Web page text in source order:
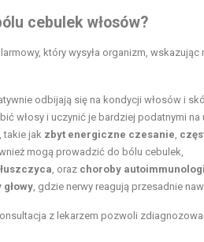
cebulek włosów?
który wysyła organizm,
odbijają się na kondycji włosów i
włosy i uczynić je bardziej podatnymi
takie jak zbyt energiczne czesanie,
mogą prowadzić do bólu cebulek,
łuszczyca, oraz choroby
, gdzie nerwy reagują przesadnie
z lekarzem pozwoli